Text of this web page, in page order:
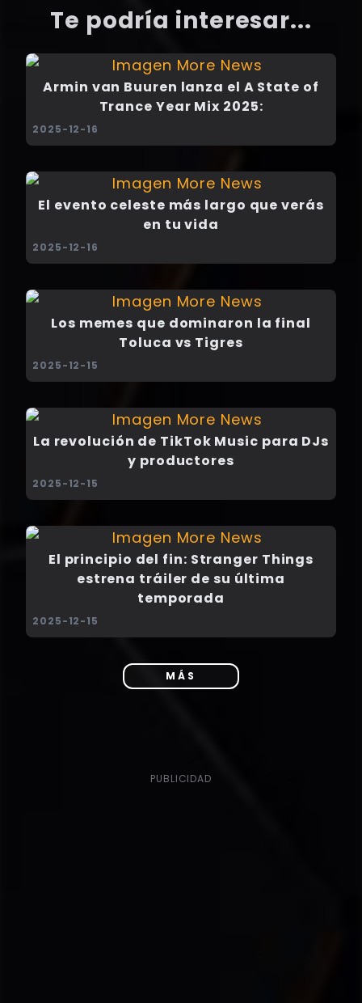
Te podría interesar...
Armin van Buuren lanza el A State of
Trance Year Mix 2025:
2025-12-16
El evento celeste más largo que verás
en tu vida
2025-12-16
Los memes que dominaron la final
Toluca vs Tigres
2025-12-15
La revolución de TikTok Music para DJs
y productores
2025-12-15
El principio del fin: Stranger Things
estrena tráiler de su última
temporada
2025-12-15
MÁS
PUBLICIDAD